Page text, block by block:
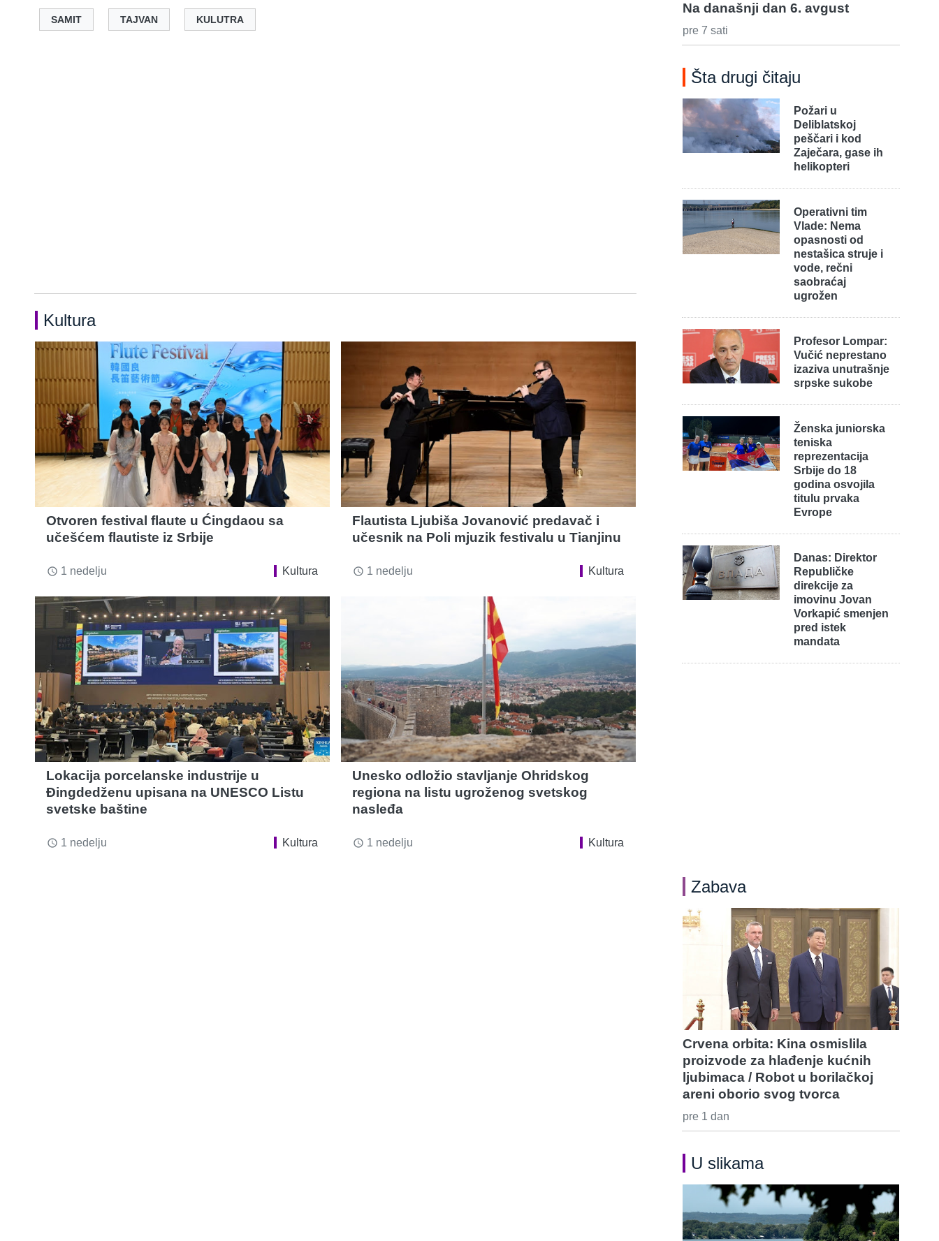
SAMIT TAJVAN KULUTRA
Kultura
Otvoren festival flaute u Ćingdaou sa
učešćem flautiste iz Srbije
access_time 1 nedelju Kultura
Flautista Ljubiša Jovanović predavač i
učesnik na Poli mjuzik festivalu u Tianjinu
access_time 1 nedelju Kultura
Lokacija porcelanske industrije u
Đingdedženu upisana na UNESCO Listu
svetske baštine
access_time 1 nedelju Kultura
Unesko odložio stavljanje Ohridskog
regiona na listu ugroženog svetskog
nasleđa
access_time 1 nedelju Kultura
Na današnji dan 6. avgust
pre 7 sati
Šta drugi čitaju
Požari u
Deliblatskoj
peščari i kod
Zaječara, gase ih
helikopteri
Operativni tim
Vlade: Nema
opasnosti od
nestašica struje i
vode, rečni
saobraćaj
ugrožen
Profesor Lompar:
Vučić neprestano
izaziva unutrašnje
srpske sukobe
Ženska juniorska
teniska
reprezentacija
Srbije do 18
godina osvojila
titulu prvaka
Evrope
Danas: Direktor
Republičke
direkcije za
imovinu Jovan
Vorkapić smenjen
pred istek
mandata
Zabava
Crvena orbita: Kina osmislila
proizvode za hlađenje kućnih
ljubimaca / Robot u borilačkoj
areni oborio svog tvorca
pre 1 dan
U slikama